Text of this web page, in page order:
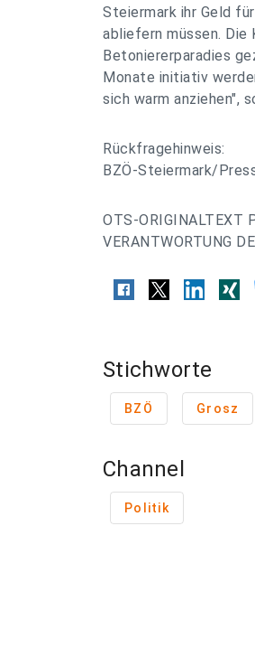
Steiermark ihr Geld
abliefern müssen. Die
Betoniererparadies
Monate initiativ
sich warm anziehen",
Rückfragehinweis:
BZÖ-Steiermark/
OTS-ORIGINALTEXT
VERANTWORTUNG
Stichworte
BZÖ Grosz
Channel
Politik